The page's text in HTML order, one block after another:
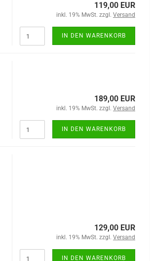
119,00 EUR
inkl. 19% MwSt. zzgl. Versand
IN DEN WARENKORB
189,00 EUR
inkl. 19% MwSt. zzgl. Versand
IN DEN WARENKORB
129,00 EUR
inkl. 19% MwSt. zzgl. Versand
IN DEN WARENKORB